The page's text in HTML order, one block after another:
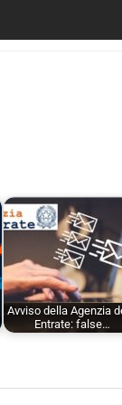
Avviso della Agenzia
Entrate: false…